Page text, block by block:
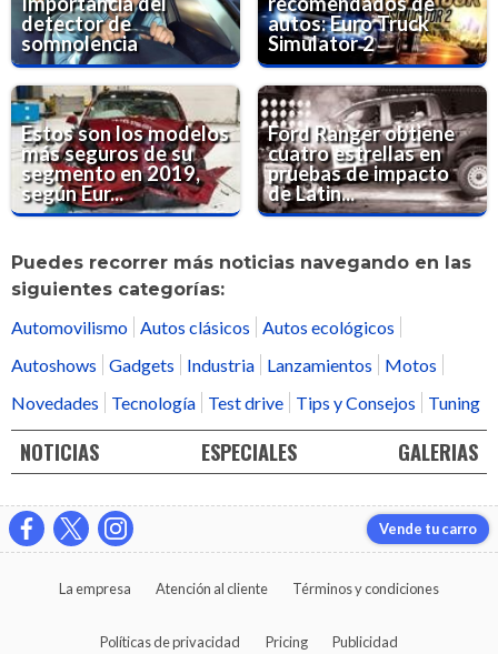
detector de
somnolencia
autos: Euro Truck
Simulator 2
Estos son los modelos
más seguros de su
segmento en 2019,
según Eur...
Ford Ranger obtiene
cuatro estrellas en
pruebas de impacto
de Latin...
Puedes recorrer más noticias navegando en las
siguientes categorías:
Automovilismo
Autos clásicos
Autos ecológicos
Autoshows
Gadgets Industria Lanzamientos
Motos
Novedades
Tecnología Test drive Tips y Consejos Tuning
NOTICIAS ESPECIALES GALERIAS
Vende tu carro
La empresa Atención al cliente Términos y condiciones
Políticas de privacidad Pricing Publicidad